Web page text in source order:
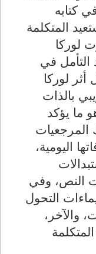
كتابه
المتكلمة
لوركا
التأمل في
لوركا
بالذات
ما يؤكد
المرجعيات
اليومية،
النص، وفي
التحول
والآخر،